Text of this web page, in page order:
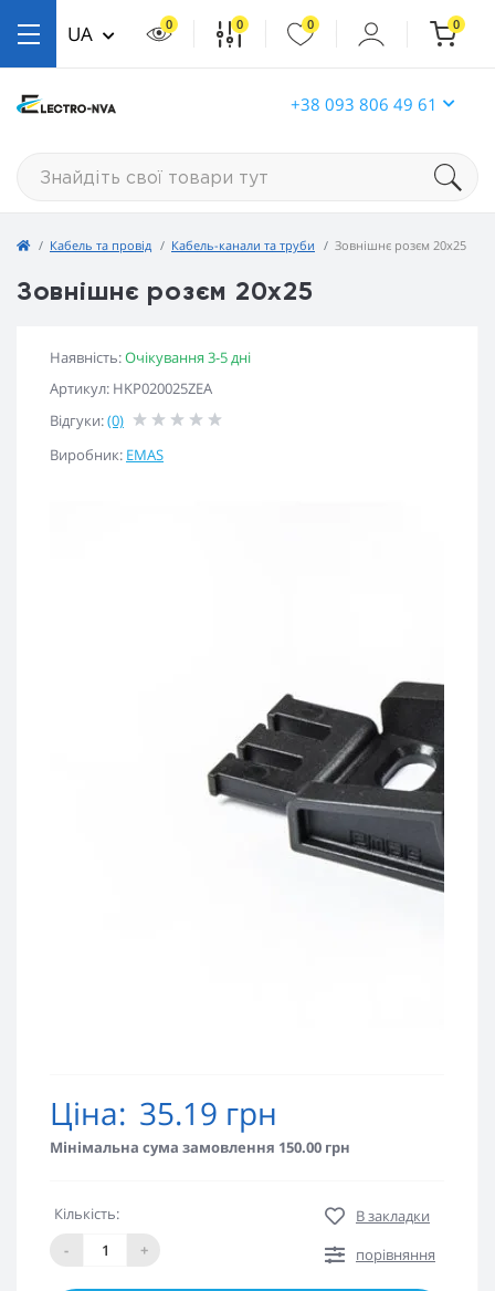
+38 093 806 49 61
UA 0 0 0 0
Кабель та провід Кабель-канали та труби Зовнішнє розєм 20х25
Зовнішнє розєм 20х25
Наявність:Очікування 3-5 дні
Артикул: HKP020025ZEA
Відгуки:(0)
Виробник: EMAS
Ціна: 35.19 грн
Мінімальна сума замовлення 150.00 грн
Кількість:
-
+
В закладки
порівняння